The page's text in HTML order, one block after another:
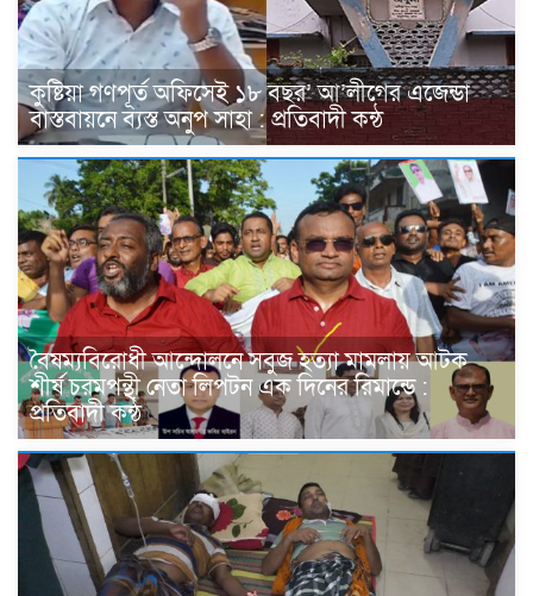
কুষ্টিয়া গণপূর্ত অফিসেই ১৮ বছর’ আ’লীগের এজেন্ডা
বাস্তবায়নে ব্যস্ত অনুপ সাহা : প্রতিবাদী কন্ঠ
বৈষম্যবিরোধী আন্দোলনে সবুজ হত্যা মামলায় আটক
শীর্ষ চরমপন্থী নেতা লিপটন এক দিনের রিমান্ডে :
প্রতিবাদী কন্ঠ